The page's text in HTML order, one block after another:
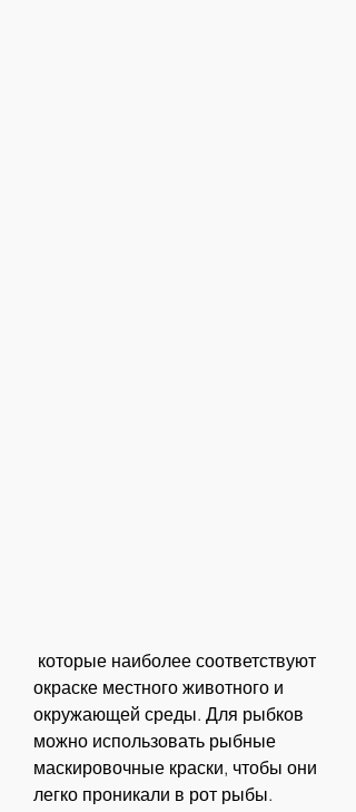
окраске местного животного и
окружающей среды. Для рыбков
можно использовать рыбные
маскировочные краски, чтобы они
легко проникали в рот рыбы.